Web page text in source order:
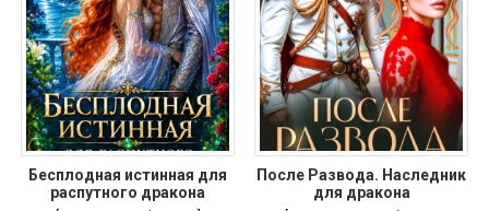
Бесплодная истинная для
распутного дракона
После Развода. Наследник
для дракона